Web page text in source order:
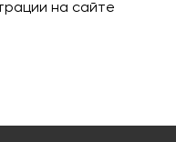
на сайте